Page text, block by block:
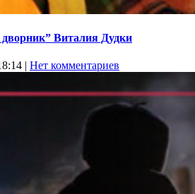
Виталия Дудки
| Нет комментариев